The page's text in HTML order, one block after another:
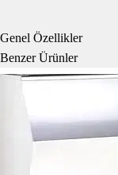
Genel Özellikler
Benzer Ürünler